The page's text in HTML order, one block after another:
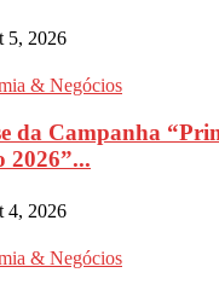
5, 2026
& Negócios
da Campanha
2026”...
4, 2026
& Negócios